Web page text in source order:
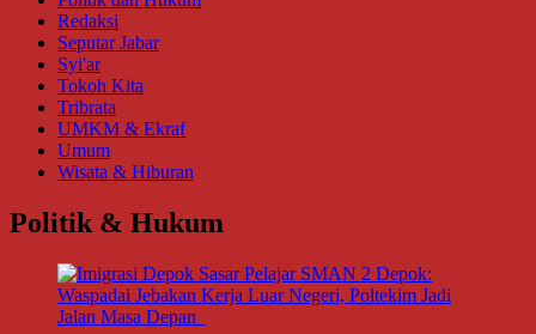
Redaksi
Seputar Jabar
Syi'ar
Tokoh Kita
Tribrata
UMKM & Ekraf
Umum
Wisata & Hiburan
Politik & Hukum